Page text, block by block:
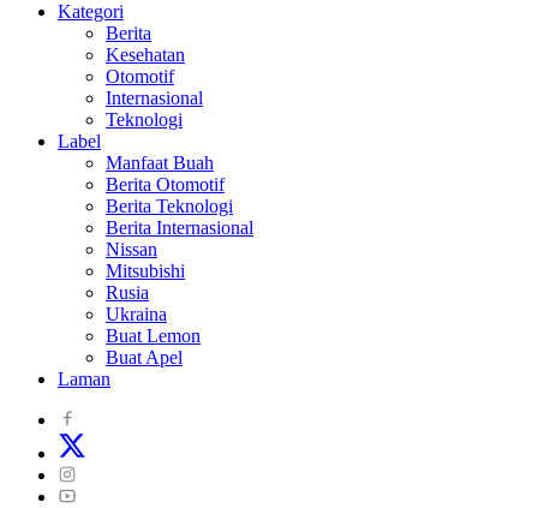
Kategori
Berita
Kesehatan
Otomotif
Internasional
Teknologi
Label
Manfaat Buah
Berita Otomotif
Berita Teknologi
Berita Internasional
Nissan
Mitsubishi
Rusia
Ukraina
Buat Lemon
Buat Apel
Laman